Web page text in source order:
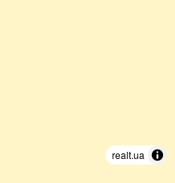
realt.ua